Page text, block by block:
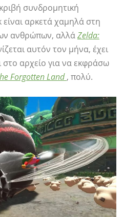
συνδρομητική
αρκετά χαμηλά στη
ανθρώπων, αλλάZelda:
αυτόν τον μήνα, έχει
αρχείο για να εκφράσω
Forgotten Land , πολύ.